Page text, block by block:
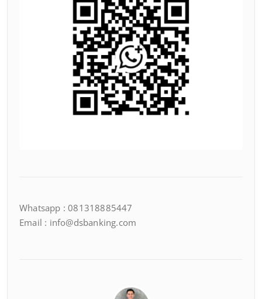
Whatsapp : 081318885447
Email : info@dsbanking.com